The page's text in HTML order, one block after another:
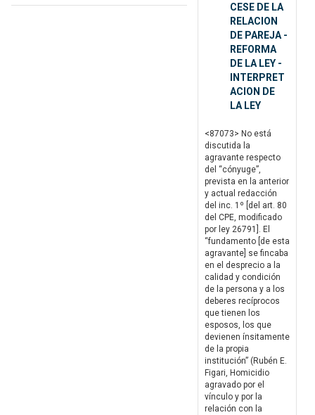
CESE DE LA
RELACION
DE PAREJA -
REFORMA
DE LA LEY -
INTERPRET
ACION DE
LA LEY
<87073> No está
discutida la
agravante respecto
del “cónyuge”,
prevista en la anterior
y actual redacción
del inc. 1º [del art. 80
del CPE, modificado
por ley 26791]. El
“fundamento [de esta
agravante] se fincaba
en el desprecio a la
calidad y condición
de la persona y a los
deberes recíprocos
que tienen los
esposos, los que
devienen ínsitamente
de la propia
institución” (Rubén E.
Figari, Homicidio
agravado por el
vínculo y por la
relación con la